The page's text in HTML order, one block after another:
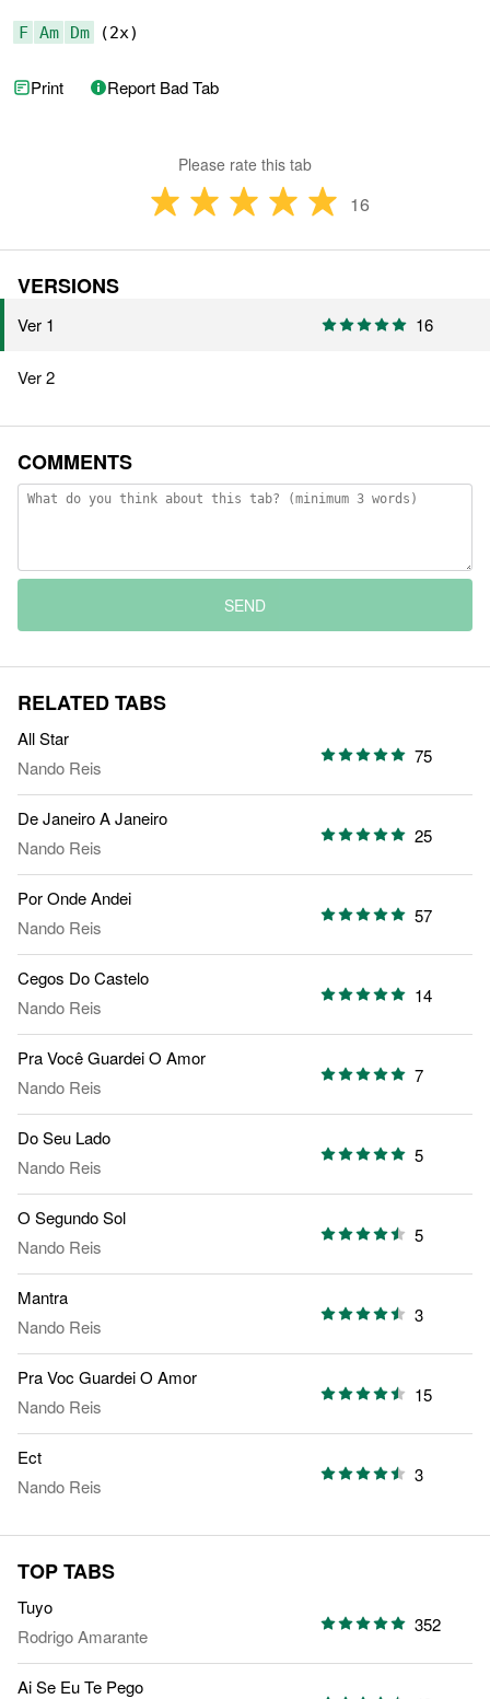
F Am Dm (2x)
Print Report Bad Tab
Please rate this tab
16
VERSIONS
Ver 1 16
Ver 2
COMMENTS
SEND
RELATED TABS
All Star
Nando Reis
75
De Janeiro A Janeiro
Nando Reis
25
Por Onde Andei
Nando Reis
57
Cegos Do Castelo
Nando Reis
14
Pra Você Guardei O Amor
Nando Reis
7
Do Seu Lado
Nando Reis
5
O Segundo Sol
Nando Reis
5
Mantra
Nando Reis
3
Pra Voc Guardei O Amor
Nando Reis
15
Ect
Nando Reis
3
TOP TABS
Tuyo
Rodrigo Amarante
352
Ai Se Eu Te Pego